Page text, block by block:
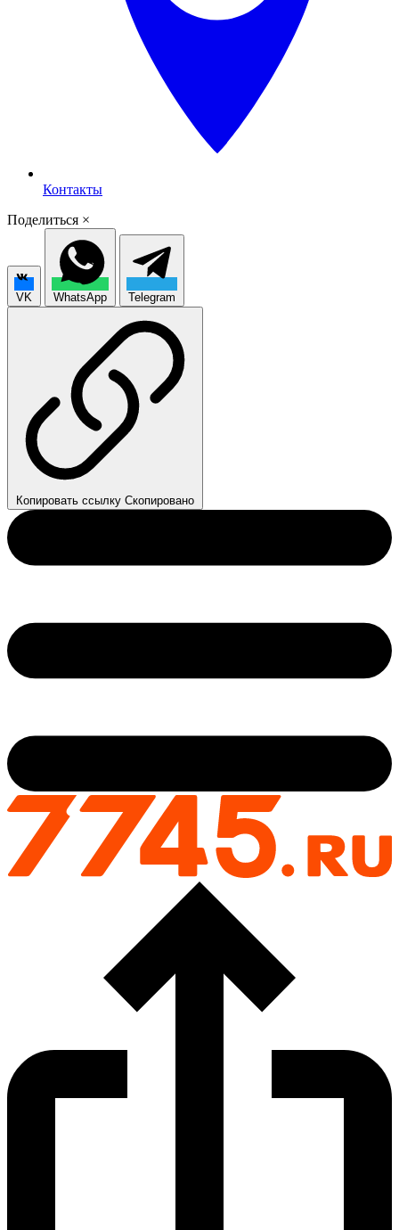
Контакты
Поделиться ×
VK WhatsApp Telegram
Копировать ссылку Скопировано